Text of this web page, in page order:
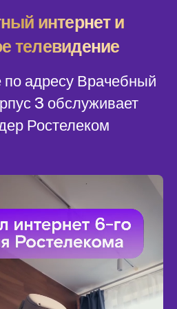
интернет и
телевидение
адресу Врачебный
3 обслуживает
Ростелеком